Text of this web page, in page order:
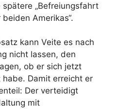
spätere „Befreiungsfahrt
Amerikas“.
kann Veite es nach
nicht lassen, den
ob er sich jetzt
Damit erreicht er
Der verteidigt
mit